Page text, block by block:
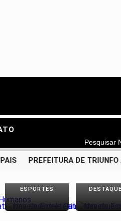
Pesquisar
PREFEITURA DE TRIUNFO
ESPORTES